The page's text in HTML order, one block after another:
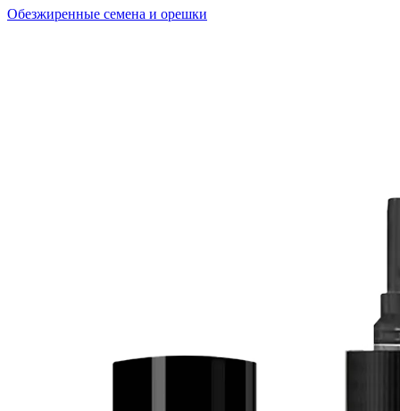
Обезжиренные семена и орешки